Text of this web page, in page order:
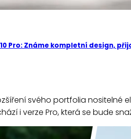
Pro: Známe kompletní design,
svého portfolia nositelné
i verze Pro, která se bude